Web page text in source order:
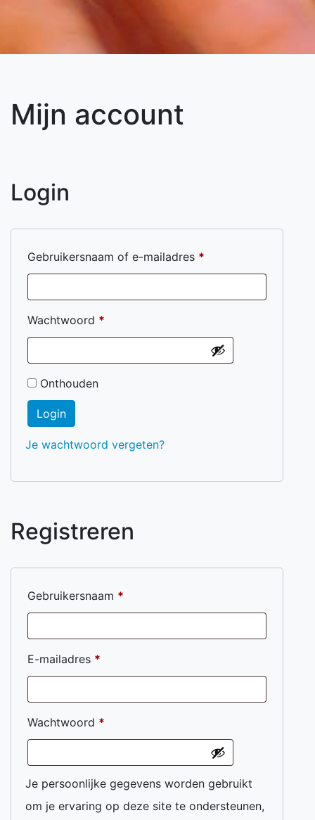
Mijn account
Login
Gebruikersnaam of e-mailadres *
Wachtwoord *
Onthouden
Login
Je wachtwoord vergeten?
Registreren
Gebruikersnaam *
E-mailadres *
Wachtwoord *
Je persoonlijke gegevens worden gebruikt
om je ervaring op deze site te ondersteunen,